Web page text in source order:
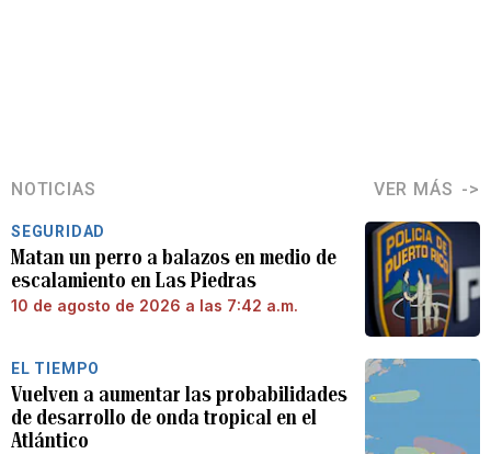
NOTICIAS VER MÁS
SEGURIDAD
Matan un perro a balazos en medio de
escalamiento en Las Piedras
10 de agosto de 2026 a las 7:42 a.m.
EL TIEMPO
Vuelven a aumentar las probabilidades
de desarrollo de onda tropical en el
Atlántico